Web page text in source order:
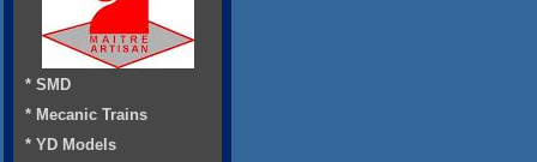
* SMD
* Mecanic Trains
* YD Models